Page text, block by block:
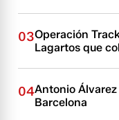
03Operación
Lagartos que
04Antonio
Barcelona